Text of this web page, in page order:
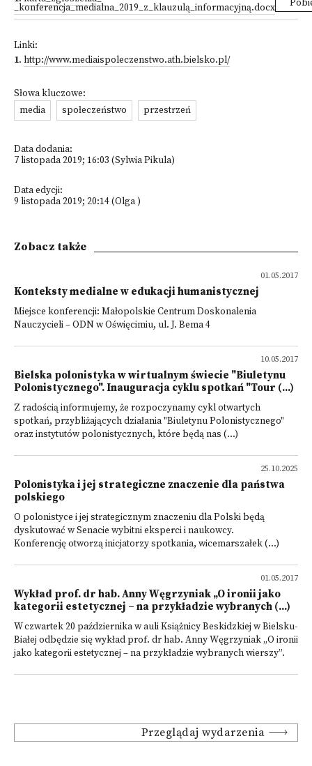
_konferencja_medialna_2019_z_klauzulą_informacyjną.docx
Linki:
1. http://www.mediaispoleczenstwo.ath.bielsko.pl/
Słowa kluczowe:
media
społeczeństwo przestrzeń
Data dodania:
7 listopada 2019; 16:03 (Sylwia Pikula)
Data edycji:
9 listopada 2019; 20:14 (Olga )
Zobacz także
01.05.2017
Konteksty medialne w edukacji humanistycznej
Miejsce konferencji: Małopolskie Centrum Doskonalenia
Nauczycieli – ODN w Oświęcimiu, ul. J. Bema 4
10.05.2017
Bielska polonistyka w wirtualnym świecie "Biuletynu
Polonistycznego". Inauguracja cyklu spotkań "Tour (...)
Z radością informujemy, że rozpoczynamy cykl otwartych
spotkań, przybliżających działania "Biuletynu Polonistycznego"
oraz instytutów polonistycznych, które będą nas (...)
25.10.2025
Polonistyka i jej strategiczne znaczenie dla państwa
polskiego
O polonistyce i jej strategicznym znaczeniu dla Polski będą
dyskutować w Senacie wybitni eksperci i naukowcy.
Konferencję otworzą inicjatorzy spotkania, wicemarszałek (...)
01.05.2017
Wykład prof. dr hab. Anny Węgrzyniak „O ironii jako
kategorii estetycznej – na przykładzie wybranych (...)
W czwartek 20 października w auli Książnicy Beskidzkiej w Bielsku-
Białej odbędzie się wykład prof. dr hab. Anny Węgrzyniak „O ironii
jako kategorii estetycznej – na przykładzie wybranych wierszy”.
Przeglądaj wydarzenia